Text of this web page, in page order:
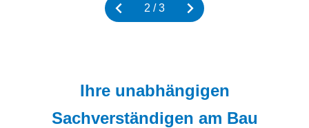
2 / 3
Ihre unabhängigen
Sachverständigen am Bau